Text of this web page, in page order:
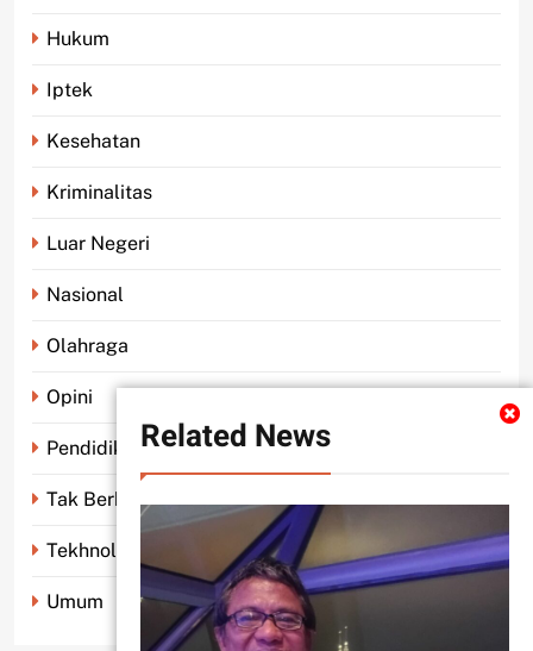
Related News
Hukum
Iptek
Kesehatan
Kriminalitas
Luar Negeri
Nasional
Olahraga
Opini
Pendidikan
Tak Berkategori
Tekhnologi
Umum